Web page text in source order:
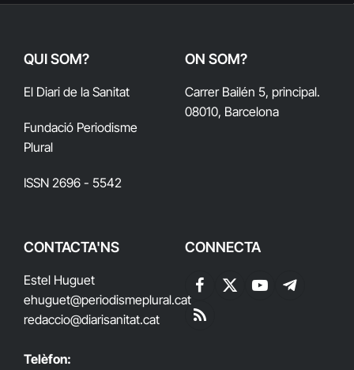
QUI SOM?
El Diari de la Sanitat
Fundació Periodisme
Plural
ISSN 2696 - 5542
ON SOM?
Carrer Bailén 5, principal.
08010, Barcelona
CONTACTA'NS
Estel Huguet
ehuguet@periodismeplural.cat
redaccio@diarisanitat.cat
Telèfon:
CONNECTA
Facebook
X
YouTubeTelegram
RSS